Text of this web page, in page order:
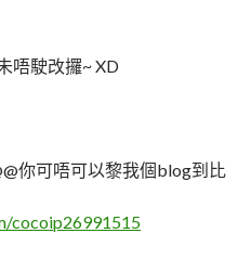
唔駛改攞~ XD
你可唔可以黎我個blog到比
cocoip26991515